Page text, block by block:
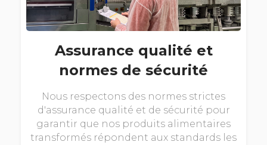
Assurance qualité et
normes de sécurité
Nous respectons des normes strictes
d'assurance qualité et de sécurité pour
garantir que nos produits alimentaires
transformés répondent aux standards les